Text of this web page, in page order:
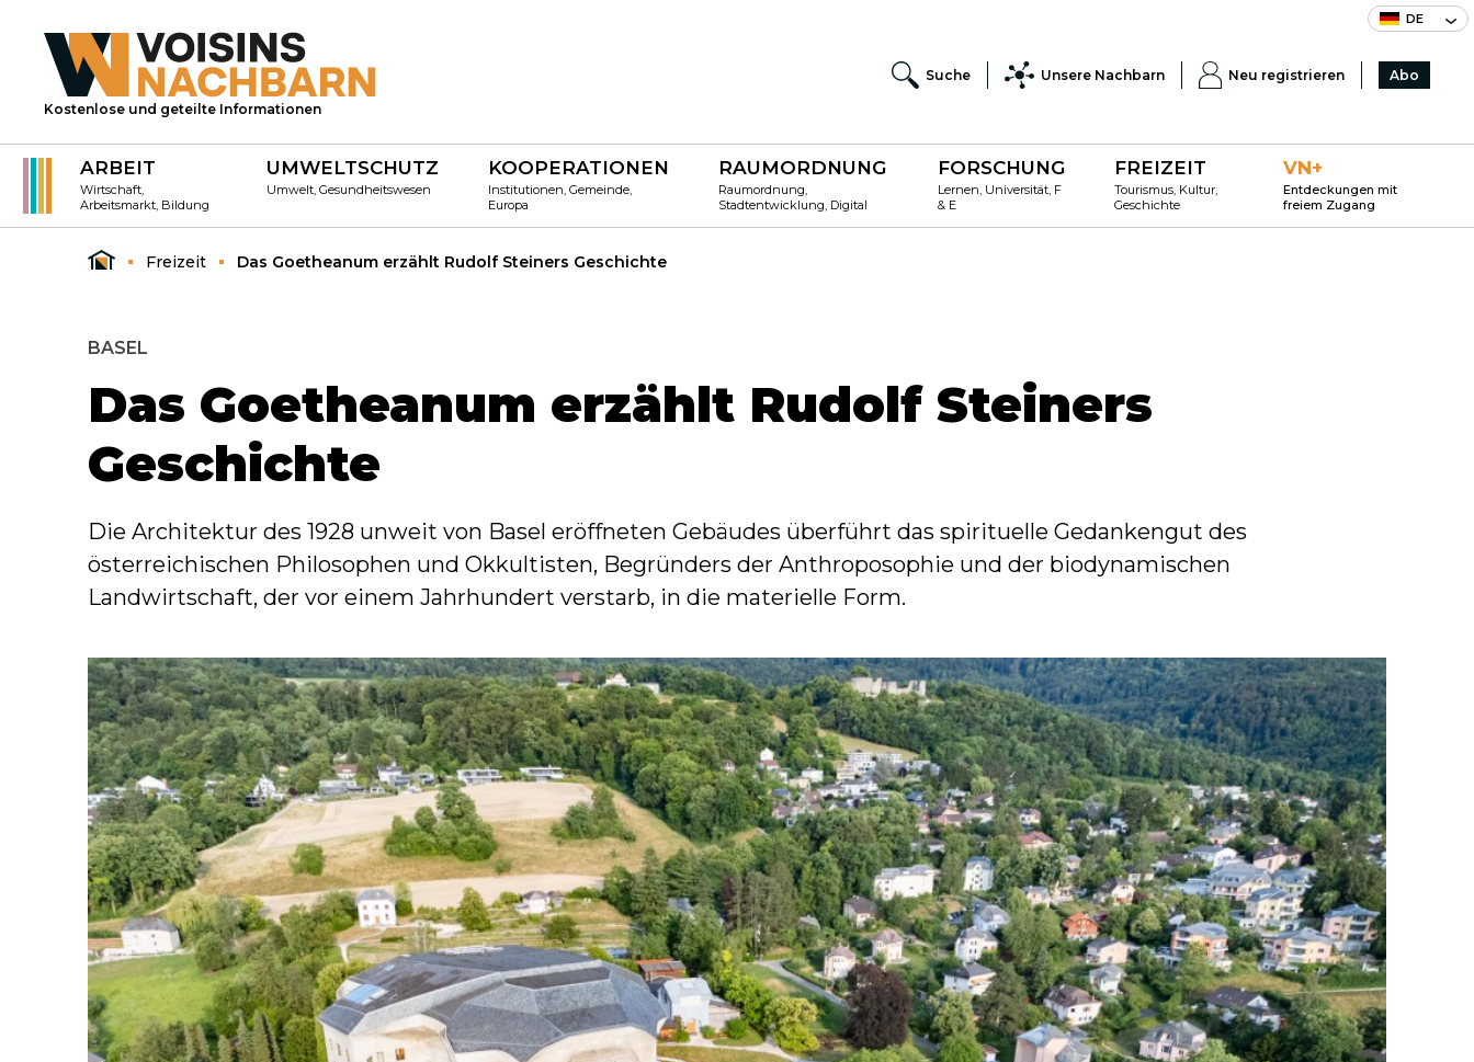
DE
Kostenlose und geteilte Informationen
Suche Unsere Nachbarn Neu registrieren Abo
ARBEIT
Wirtschaft,
Arbeitsmarkt, Bildung
UMWELTSCHUTZ
Umwelt, Gesundheitswesen
KOOPERATIONEN
Institutionen, Gemeinde,
Europa
RAUMORDNUNG
Raumordnung,
Stadtentwicklung, Digital
FORSCHUNG
Lernen, Universität, F
& E
FREIZEIT
Tourismus, Kultur,
Geschichte
VN+
Entdeckungen mit
freiem Zugang
Freizeit Das Goetheanum erzählt Rudolf Steiners Geschichte
BASEL
Das Goetheanum erzählt Rudolf Steiners
Geschichte
Die Architektur des 1928 unweit von Basel eröffneten Gebäudes überführt das spirituelle Gedankengut des
österreichischen Philosophen und Okkultisten, Begründers der Anthroposophie und der biodynamischen
Landwirtschaft, der vor einem Jahrhundert verstarb, in die materielle Form.